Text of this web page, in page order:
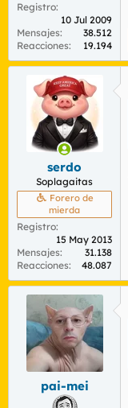
Registro
10 Jul 2009
Mensajes
38.512
Reacciones
19.194
serdo
Soplagaitas
Forero de
mierda
Registro
15 May 2013
Mensajes
31.138
Reacciones
48.087
pai-mei